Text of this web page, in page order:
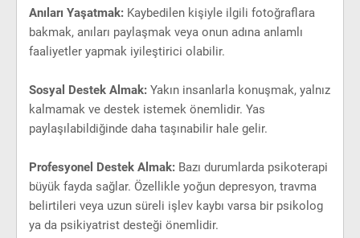
Anıları Yaşatmak: Kaybedilen kişiyle ilgili fotoğraflara
bakmak, anıları paylaşmak veya onun adına anlamlı
faaliyetler yapmak iyileştirici olabilir.
Sosyal Destek Almak: Yakın insanlarla konuşmak, yalnız
kalmamak ve destek istemek önemlidir. Yas
paylaşılabildiğinde daha taşınabilir hale gelir.
Profesyonel Destek Almak: Bazı durumlarda psikoterapi
büyük fayda sağlar. Özellikle yoğun depresyon, travma
belirtileri veya uzun süreli işlev kaybı varsa bir psikolog
ya da psikiyatrist desteği önemlidir.